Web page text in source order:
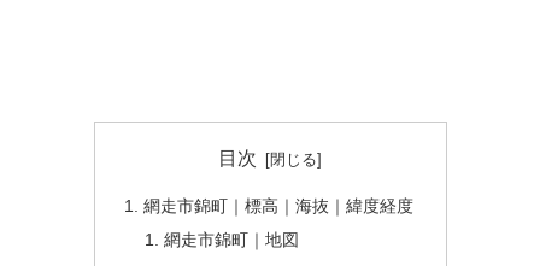
目次
網走市錦町｜標高｜海抜｜緯度経度
網走市錦町｜地図